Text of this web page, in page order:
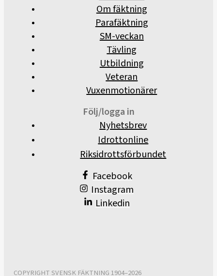
Om fäktning
Parafäktning
SM-veckan
Tävling
Utbildning
Veteran
Vuxenmotionärer
Följ/logga in
Nyhetsbrev
Idrottonline
Riksidrottsförbundet
Facebook
Instagram
Linkedin
COPYRIGHT SVENSK FÄKTNING 1904–2026